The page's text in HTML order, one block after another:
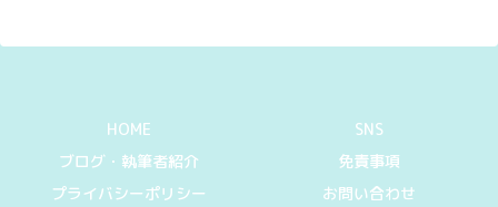
HOME
SNS
ブログ・執筆者紹介
免責事項
プライバシーポリシー
お問い合わせ